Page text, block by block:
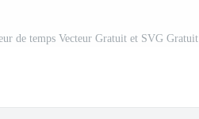
de temps Vecteur Gratuit et SVG Gratuit